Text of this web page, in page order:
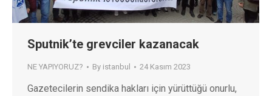
Sputnik’te grevciler kazanacak
NE YAPIYORUZ? By istanbul 24 Kasım 2023
Gazetecilerin sendika hakları için yürüttüğü onurlu,